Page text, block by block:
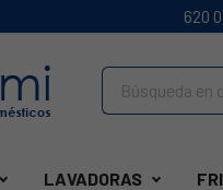
620
LAVADORAS